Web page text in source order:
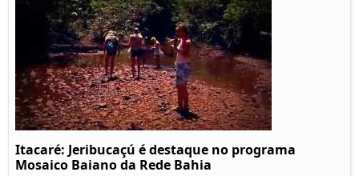
Itacaré: Jeribucaçú é destaque no programa
Mosaico Baiano da Rede Bahia